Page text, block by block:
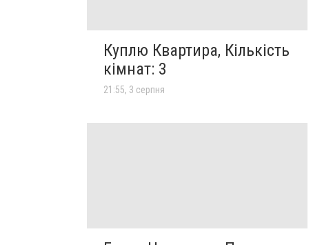
Куплю Квартира, Кількість
кімнат: 3
21:55, 3 серпня